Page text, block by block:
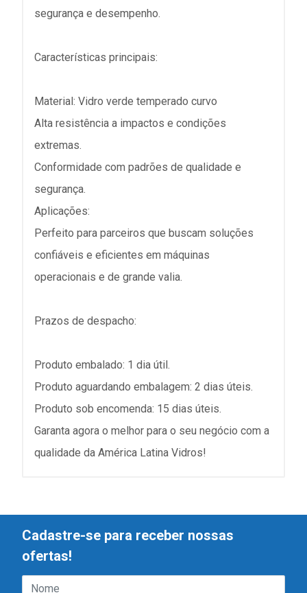
segurança e desempenho.
Características principais:
Material: Vidro verde temperado curvo
Alta resistência a impactos e condições
extremas.
Conformidade com padrões de qualidade e
segurança.
Aplicações:
Perfeito para parceiros que buscam soluções
confiáveis e eficientes em máquinas
operacionais e de grande valia.
Prazos de despacho:
Produto embalado: 1 dia útil.
Produto aguardando embalagem: 2 dias úteis.
Produto sob encomenda: 15 dias úteis.
Garanta agora o melhor para o seu negócio com a
qualidade da América Latina Vidros!
Cadastre-se para receber nossas
ofertas!